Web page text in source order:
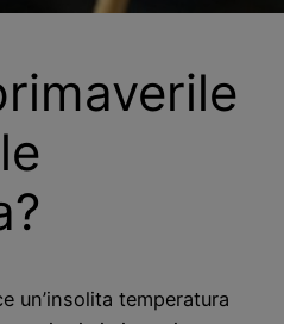
un’insolita temperatura